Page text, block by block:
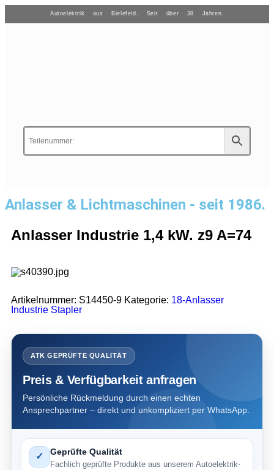
Autoelektrik aus Bielefeld. Seit über 38 Jahren.
Anlasser & Lichtmaschinen - seit 1986.
Anlasser Industrie 1,4 kW. z9 A=74
Artikelnummer: S14450-9 Kategorie: 18-Anlasser
Industrie Stapler
ATK GEPRÜFTE QUALITÄT
Preis & Verfügbarkeit anfragen
Persönliche Rückmeldung durch einen echten
Ansprechpartner – direkt und unkompliziert per WhatsApp.
✓ Geprüfte Qualität
Fachlich geprüfte Produkte aus unserem Autoelektrik-